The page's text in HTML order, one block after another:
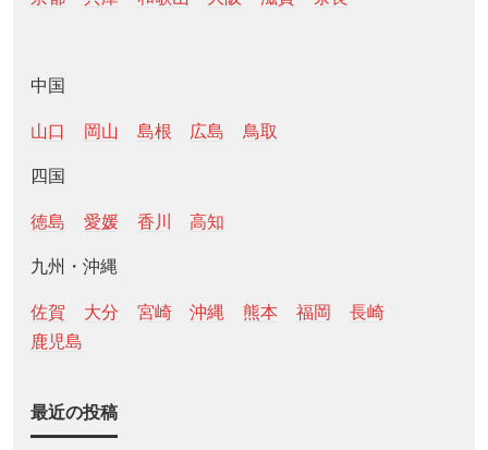
中国
山口 岡山 島根 広島 鳥取
四国
徳島 愛媛 香川 高知
九州・沖縄
佐賀 大分 宮崎 沖縄 熊本 福岡
長崎
鹿児島
最近の投稿